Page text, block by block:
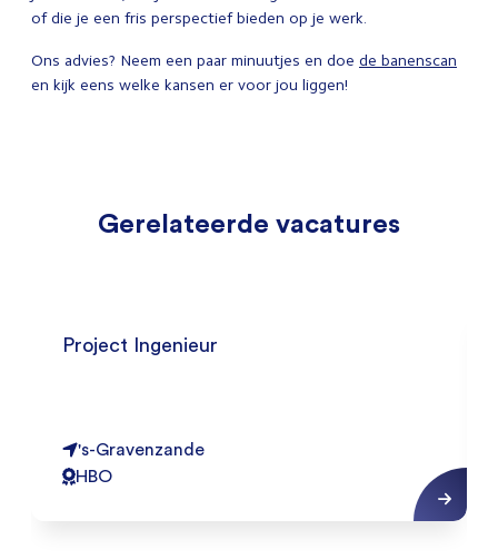
of die je een fris perspectief bieden op je werk.
Ons advies? Neem een paar minuutjes en doe de banenscan
en kijk eens welke kansen er voor jou liggen!
Gerelateerde vacatures
Project Ingenieur
's-Gravenzande
HBO